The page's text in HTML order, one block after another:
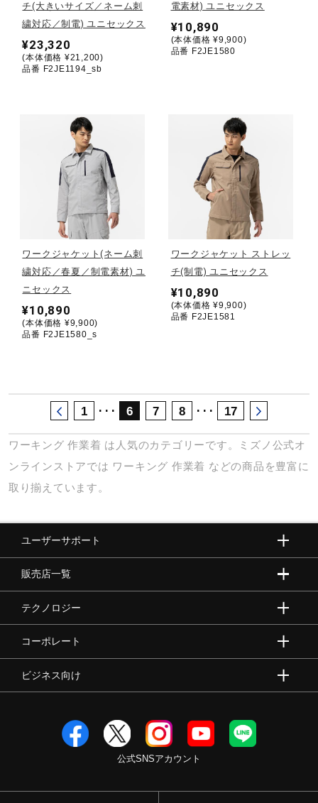
コラボ／ライセンス
セール
その他
サポート
直営店一覧
取扱店一覧
チ(大きいサイズ／ネーム刺
繍対応／制電) ユニセックス
¥23,320
(本体価格 ¥21,200)
品番 F2JE1194_sb
電素材) ユニセックス
¥10,890
(本体価格 ¥9,900)
品番 F2JE1580
ワークジャケット(ネーム刺
繍対応／春夏／制電素材) ユ
ニセックス
¥10,890
(本体価格 ¥9,900)
品番 F2JE1580_s
ワークジャケット ストレッ
チ(制電) ユニセックス
¥10,890
(本体価格 ¥9,900)
品番 F2JE1581
1 ･･･ 6 7 8 ･･･ 17
ワーキング 作業着 は人気のカテゴリーです。ミズノ公式オ
ンラインストアでは ワーキング 作業着 などの商品を豊富に
取り揃えています。
ユーザーサポート
販売店一覧
テクノロジー
コーポレート
ビジネス向け
公式SNSアカウント